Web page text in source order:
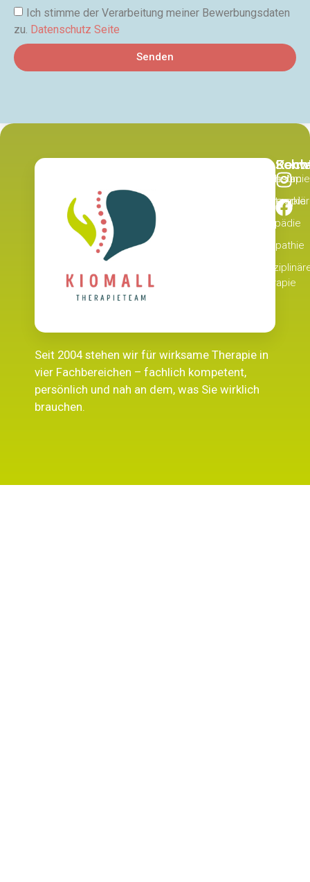
Ich stimme der Verarbeitung meiner Bewerbungsdaten
zu. Datenschutz Seite
Senden
Seit 2004 stehen wir für wirksame Therapie in
vier Fachbereichen – fachlich kompetent,
persönlich und nah an dem, was Sie wirklich
brauchen.
Impressum
Physiotherapie
Ergotherapie
Logopädie
Osteopathie
Therapie